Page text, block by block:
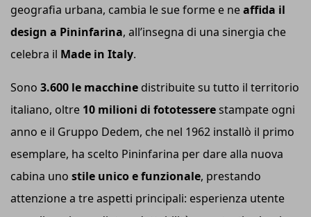
geografia urbana, cambia le sue forme e neaffida il
design a Pininfarina, all’insegna di una sinergia che
celebra il Made in Italy.
Sono 3.600 le macchine distribuite su tutto il territorio
italiano, oltre 10 milioni di fototesserestampate ogni
anno e il Gruppo Dedem, che nel 1962 installò il primo
esemplare, ha scelto Pininfarina per dare alla nuova
cabina uno stile unico e funzionale, prestando
attenzione a tre aspetti principali: esperienza utente